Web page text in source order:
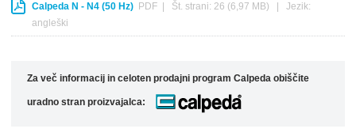
Calpeda N - N4 (50 Hz) PDF | Št. strani: 26 (6,97 MB) | Jezik:
angleški
Za več informacij in celoten prodajni program Calpeda obiščite
uradno stran proizvajalca: